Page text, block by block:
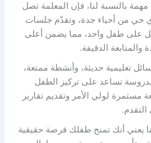
مهمة بالنسبة لنا، فإن المعلمة تصل
حي من أحياء جدة، وتقدّم جلسات
على طفل واحد، مما يضمن أعلى
الدقيقة.
تعليمية حديثة، وأنشطة ممتعة،
تساعد على تركيز الطفل
مستمرة لولي الأمر وتقديم تقارير
يعني أنك تمنح طفلك فرصة حقيقية